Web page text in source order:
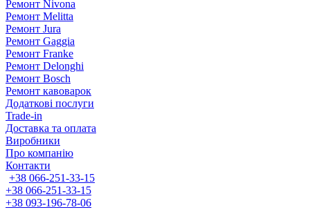
Ремонт Nivona
Ремонт Melitta
Ремонт Jura
Ремонт Gaggia
Ремонт Franke
Ремонт Delonghi
Ремонт Bosch
Ремонт кавоварок
Додаткові послуги
Trade-in
Доставка та оплата
Виробники
Про компанію
Контакти
+38 066-251-33-15
+38 066-251-33-15
+38 093-196-78-06